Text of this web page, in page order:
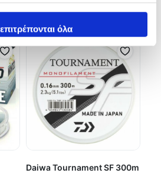
με την από μέρους σας χρήση
όλα
Επιλογή
Daiwa Tournament SF 300m